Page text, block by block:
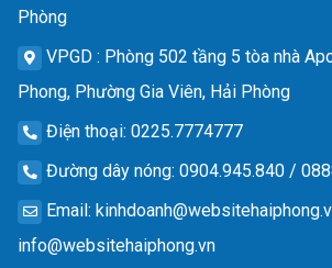
Phòng
VPGD : Phòng 502 tầng 5 tòa nhà
Phong, Phường Gia Viên, Hải Phòng
Điện thoại: 0225.7774777
Đường dây nóng: 0904.945.840 /
Email:
info@websitehaiphong.vn